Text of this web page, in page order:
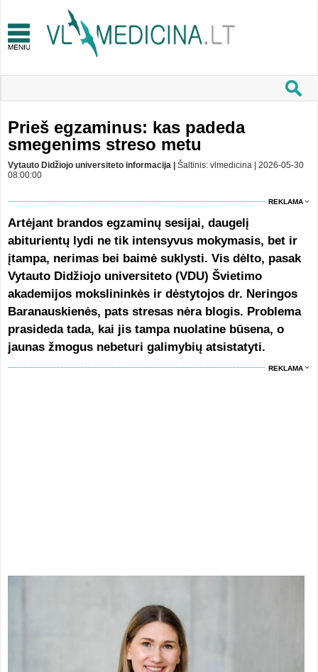
Prieš egzaminus: kas padeda
smegenims streso metu
Vytauto Didžiojo universiteto informacija | Šaltinis: vlmedicina | 2026-05-30
08:00:00
REKLAMA
Artėjant brandos egzaminų sesijai, daugelį
abiturientų lydi ne tik intensyvus mokymasis, bet ir
įtampa, nerimas bei baimė suklysti. Vis dėlto, pasak
Vytauto Didžiojo universiteto (VDU) Švietimo
akademijos mokslininkės ir dėstytojos dr. Neringos
Baranauskienės, pats stresas nėra blogis. Problema
prasideda tada, kai jis tampa nuolatine būsena, o
jaunas žmogus nebeturi galimybių atsistatyti.
REKLAMA